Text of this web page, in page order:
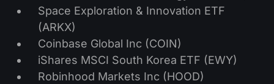
Space Exploration & Innovation ETF
(ARKX)
Coinbase Global Inc (COIN)
iShares MSCI South Korea ETF (EWY)
Robinhood Markets Inc (HOOD)